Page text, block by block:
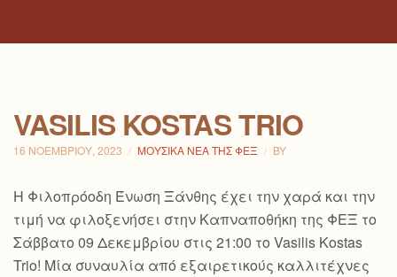
VASILIS KOSTAS TRIO
16 ΝΟΕΜΒΡΊΟΥ, 2023 ΜΟΥΣΙΚΆ ΝΈΑ ΤΗΣ ΦΕΞ BY
H Φιλοπρόοδη Ένωση Ξάνθης έχει την χαρά και την
τιμή να φιλοξενήσει στην Καπναποθήκη της ΦΕΞ το
Σάββατο 09 Δεκεμβρίου στις 21:00 το Vasilis Kostas
Trio! Μία συναυλία από εξαιρετικούς καλλιτέχνες